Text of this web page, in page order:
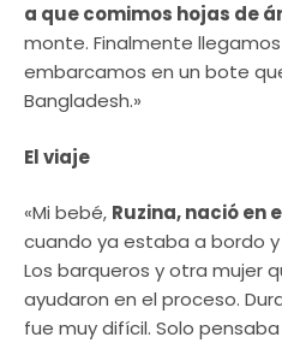
a que comimos hojas de
monte. Finalmente
embarcamos en un bote
Bangladesh.»
El viaje
«Mi bebé, Ruzina, nació en
cuando ya estaba a bordo
Los barqueros y otra mujer
ayudaron en el proceso.
fue muy difícil. Solo